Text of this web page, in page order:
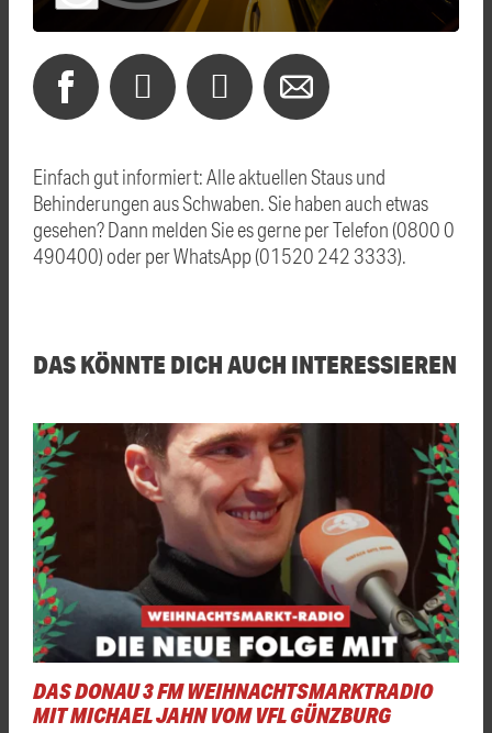
Einfach gut informiert: Alle aktuellen Staus und
Behinderungen aus Schwaben. Sie haben auch etwas
gesehen? Dann melden Sie es gerne per Telefon (0800 0
490400) oder per WhatsApp (01520 242 3333).
DAS KÖNNTE DICH AUCH INTERESSIEREN
DAS DONAU 3 FM WEIHNACHTSMARKTRADIO
MIT MICHAEL JAHN VOM VFL GÜNZBURG